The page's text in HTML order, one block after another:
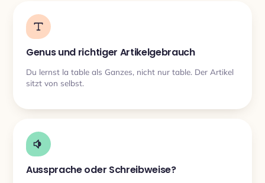
Genus und richtiger Artikelgebrauch
Du lernst la table als Ganzes, nicht nur table. Der Artikel
sitzt von selbst.
Aussprache oder Schreibweise?